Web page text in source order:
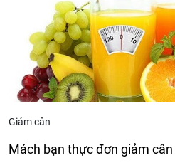
Giảm cân
Mách bạn thực đơn giảm